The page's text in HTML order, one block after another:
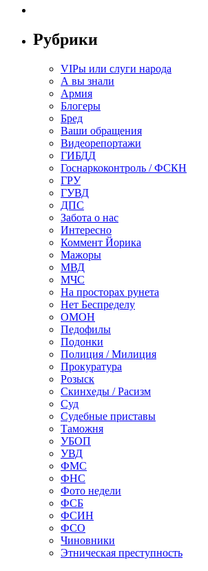
Рубрики
VIPы или слуги народа
А вы знали
Армия
Блогеры
Бред
Ваши обращения
Видеорепортажи
ГИБДД
Госнаркоконтроль / ФСКН
ГРУ
ГУВД
ДПС
Забота о нас
Интересно
Коммент Йорика
Мажоры
МВД
МЧС
На просторах рунета
Нет Беспределу
ОМОН
Педофилы
Подонки
Полиция / Милиция
Прокуратура
Розыск
Скинхеды / Расизм
Суд
Судебные приставы
Таможня
УБОП
УВД
ФМС
ФНС
Фото недели
ФСБ
ФСИН
ФСО
Чиновники
Этническая преступность